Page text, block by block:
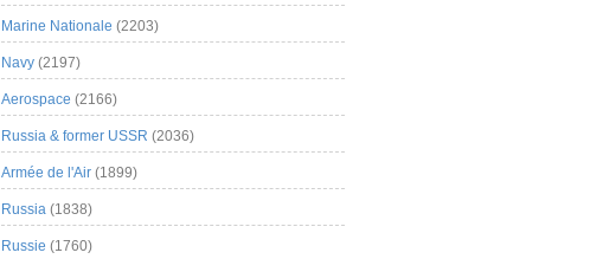
Marine Nationale (2203)
Navy (2197)
Aerospace (2166)
Russia & former USSR (2036)
Armée de l'Air (1899)
Russia (1838)
Russie (1760)